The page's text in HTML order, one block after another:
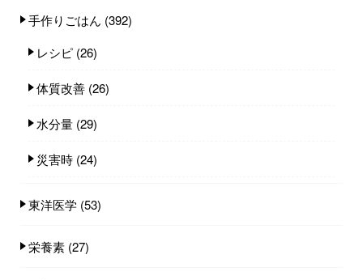
手作りごはん (392)
レシピ (26)
体質改善 (26)
水分量 (29)
災害時 (24)
東洋医学 (53)
栄養素 (27)